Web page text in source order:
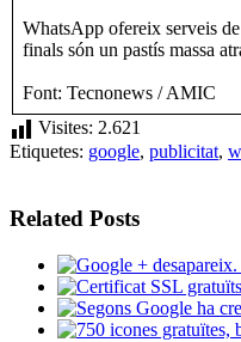
WhatsApp ofereix serveis
finals són un pastís massa
Font: Tecnonews / AMIC
Visites: 2.621
Etiquetes: google, publicitat,
Related Posts